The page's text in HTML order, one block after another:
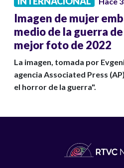
Imagen de mujer
medio de la guerra
mejor foto de 2022
La imagen, tomada por
agencia Associated Press
el horror de la guerra".